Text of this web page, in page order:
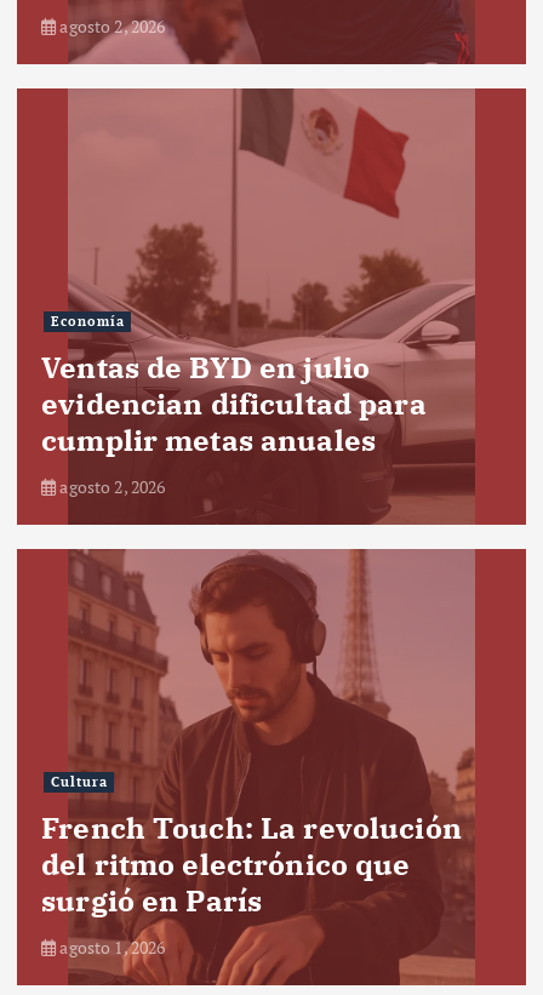
agosto 2, 2026
Economía
Ventas de BYD en julio
evidencian dificultad para
cumplir metas anuales
agosto 2, 2026
Cultura
French Touch: La revolución
del ritmo electrónico que
surgió en París
agosto 1, 2026